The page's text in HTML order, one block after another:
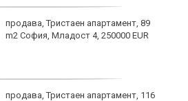
продава, Тристаен апартамент, 89
m2 София, Младост 4, 250000 EUR
продава, Тристаен апартамент, 116